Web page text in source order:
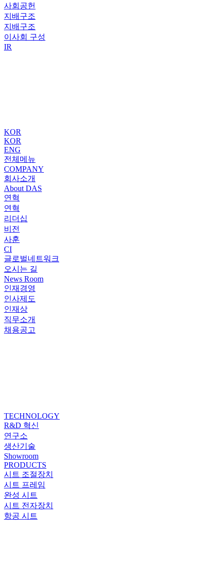
사회공헌
지배구조
지배구조
이사회 구성
IR
KOR
KOR
ENG
전체메뉴
COMPANY
회사소개
About DAS
연혁
연혁
리더십
비전
사훈
CI
글로벌네트워크
오시는 길
News Room
인재경영
인사제도
인재상
직무소개
채용공고
TECHNOLOGY
R&D 혁신
연구소
생산기술
Showroom
PRODUCTS
시트 조절장치
시트 프레임
완성 시트
시트 전자장치
항공 시트